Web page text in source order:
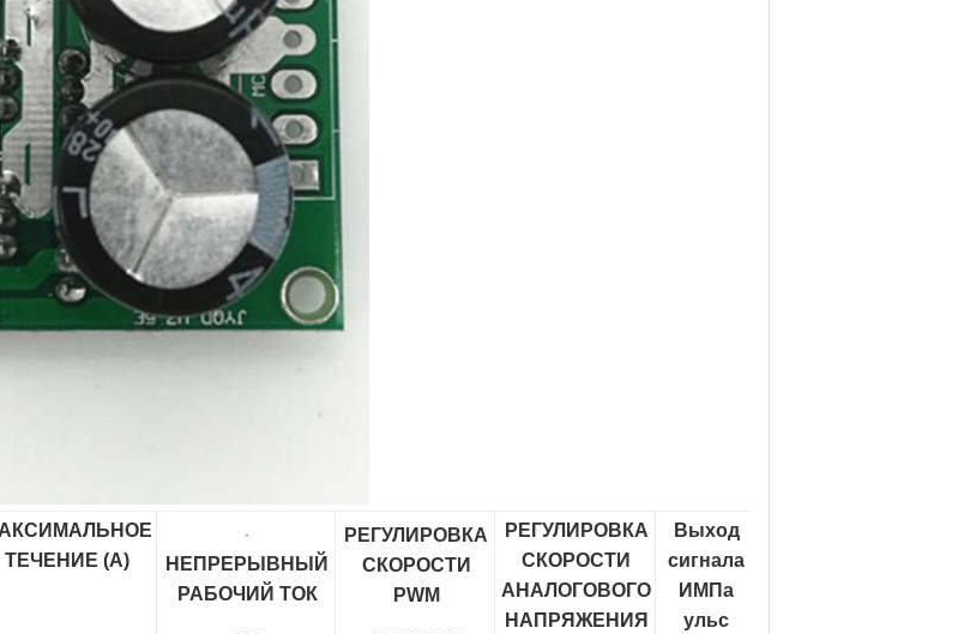
ТЕЧЕНИЕ (A)
·
НЕПРЕРЫВНЫЙ
РАБОЧИЙ ТОК
РЕГУЛИРОВКА
СКОРОСТИ
PWM
РЕГУЛИРОВКА
СКОРОСТИ
АНАЛОГОВОГО
НАПРЯЖЕНИЯ
Выход
сигнала
ИМПа
ульс